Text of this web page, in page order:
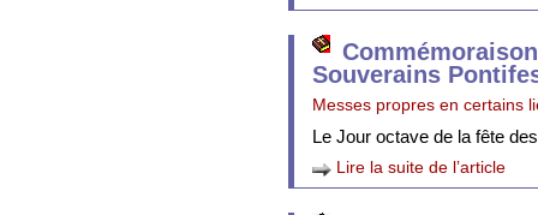
Souverains
Messes propres en certains
Le Jour octave de la fête
Lire la suite de l’article